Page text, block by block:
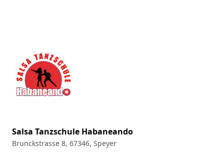
Salsa Tanzschule Habaneando
Brunckstrasse 8, 67346, Speyer